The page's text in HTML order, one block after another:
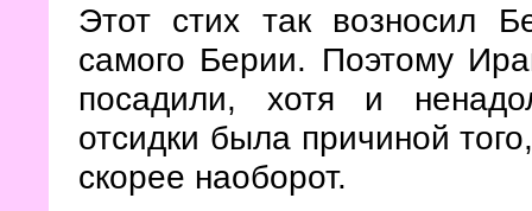
Этот стих так возносил
самого Берии. Поэтому
посадили, хотя и
отсидки была причиной
скорее наоборот.